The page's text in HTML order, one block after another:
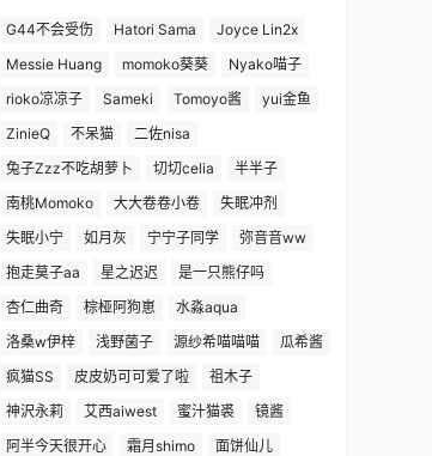
G44不会受伤 Hatori Sama
Joyce Lin2x
Messie Huang
momoko葵葵
Nyako喵子
rioko凉凉子
Sameki Tomoyo酱
yui金鱼
ZinieQ
不呆猫
二佐nisa
兔子Zzz不吃胡萝卜
切切celia
半半子
南桃Momoko
大大卷卷小卷
失眠冲剂
失眠小宁
如月灰 宁宁子同学
弥音音ww
抱走莫子aa
星之迟迟
是一只熊仔吗
杏仁曲奇
棕桠阿狗崽
水淼aqua
洛桑w伊梓
浅野菌子 源纱希喵喵喵
瓜希酱
疯猫SS
皮皮奶可可爱了啦
祖木子
神沢永莉
艾西aiwest 蜜汁猫裘
镜酱
阿半今天很开心
霜月shimo
面饼仙儿